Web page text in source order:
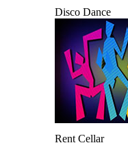
Disco Dance
Rent Cellar